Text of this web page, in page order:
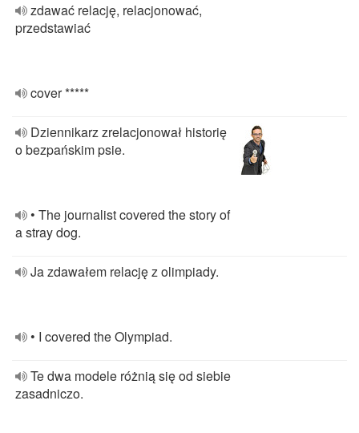
zdawać relację, relacjonować,
przedstawiać
cover *****
Dziennikarz zrelacjonował historię
o bezpańskim psie.
• The journalist covered the story of
a stray dog.
Ja zdawałem relację z olimpiady.
• I covered the Olympiad.
Te dwa modele różnią się od siebie
zasadniczo.